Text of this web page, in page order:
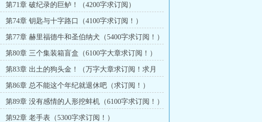
第71章 破纪录的巨鲈！（4200字求订阅）
第74章 钥匙与十字路口（4100字求订阅！）
第77章 赫里福德牛和圣伯纳犬（5400字求订阅！）
第80章 三个集装箱盲盒（6100字大章求订阅！）
第83章 出土的狗头金！（万字大章求订阅！求月
票！）
第86章 总不能这个年纪就退休吧（求订阅！）
第89章 没有感情的人形挖蚌机（6100字求订阅！）
第92章 老手表（5300字求订阅！）